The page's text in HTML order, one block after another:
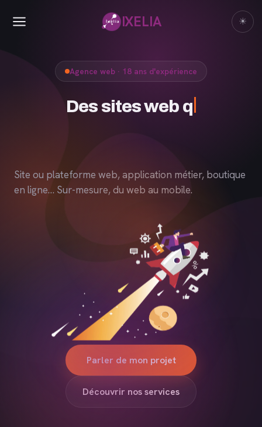
IXELIA ☀
Agence web · 18 ans d'expérience
D
Site ou plateforme web, application métier, boutique
en ligne… Sur-mesure, du web au mobile.
Parler de mon projet
Découvrir nos services